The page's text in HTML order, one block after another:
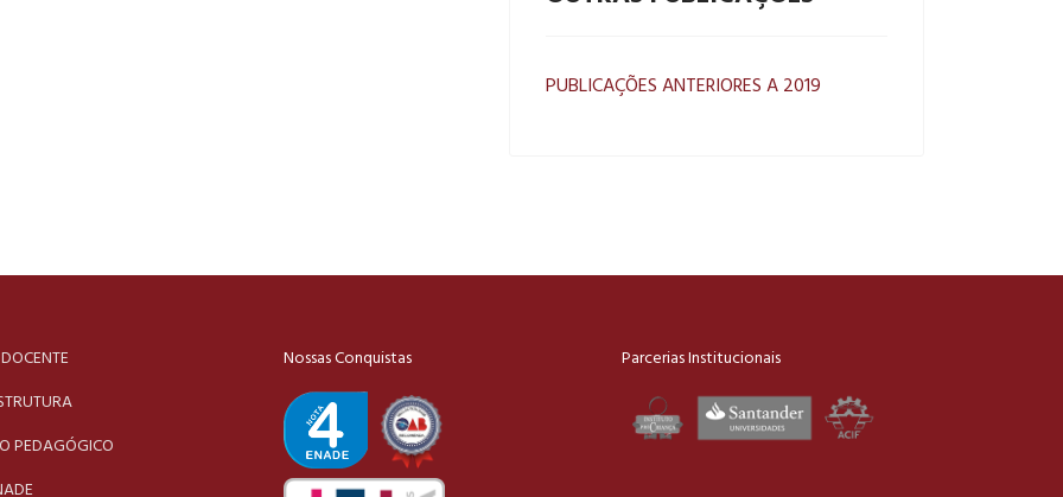
PUBLICAÇÕES ANTERIORES A 2019
PEDAGÓGICO
Nossas Conquistas Parcerias Institucionais